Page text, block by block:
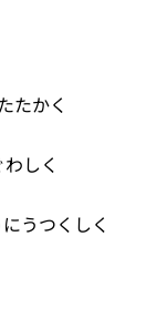
たかく
しく
うつくしく